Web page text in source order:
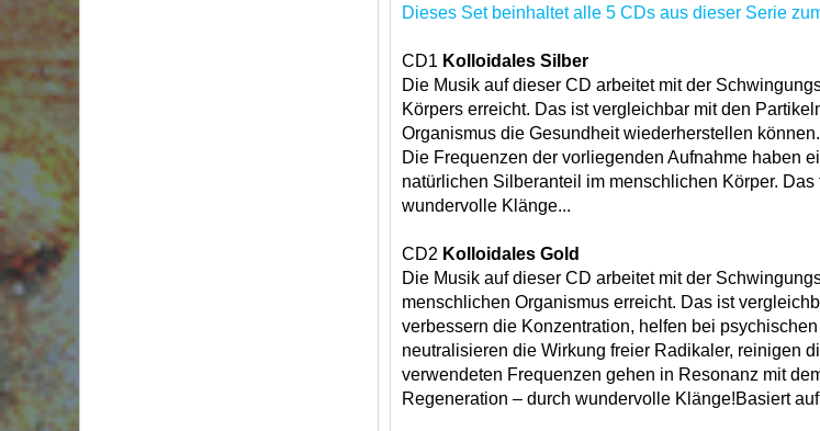
Dieses Set beinhaltet alle 5 CDs aus dieser Serie
CD1 Kolloidales Silber
Die Musik auf dieser CD arbeitet mit der
Körpers erreicht. Das ist vergleichbar mit den
Organismus die Gesundheit wiederherstellen
Die Frequenzen der vorliegenden Aufnahme haben
natürlichen Silberanteil im menschlichen Körper.
wundervolle Klänge...
CD2 Kolloidales Gold
Die Musik auf dieser CD arbeitet mit der
menschlichen Organismus erreicht. Das ist
verbessern die Konzentration, helfen bei
neutralisieren die Wirkung freier Radikaler, reinigen
verwendeten Frequenzen gehen in Resonanz mit
Regeneration – durch wundervolle Klänge!Basiert